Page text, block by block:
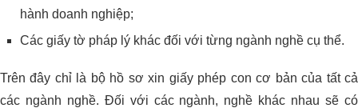
hành doanh nghiệp;
Các giấy tờ pháp lý khác đối với từng ngành nghề cụ thể.
Trên đây chỉ là bộ hồ sơ xin giấy phép con cơ bản của tất cả
các ngành nghề. Đối với các ngành, nghề khác nhau sẽ có